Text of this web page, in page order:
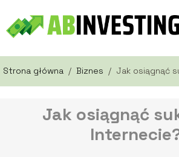
Strona główna / Biznes / Jak osiągnąć
Jak osiągnąć